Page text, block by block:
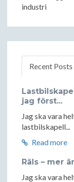
industri
Recent Posts
jag först...
Jag ska vara
lastbilskapell...
Read more
Räls – mer
Jag ska vara